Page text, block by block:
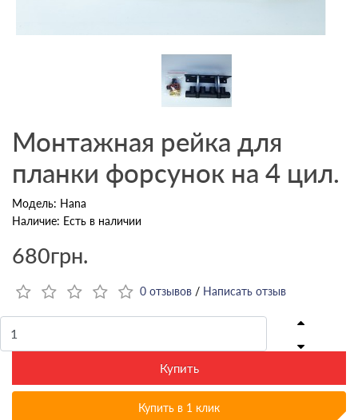
Монтажная рейка для
планки форсунок на 4 цил.
Модель: Hana
Наличие: Есть в наличии
680грн.
0 отзывов / Написать отзыв
Купить
Купить в 1 клик